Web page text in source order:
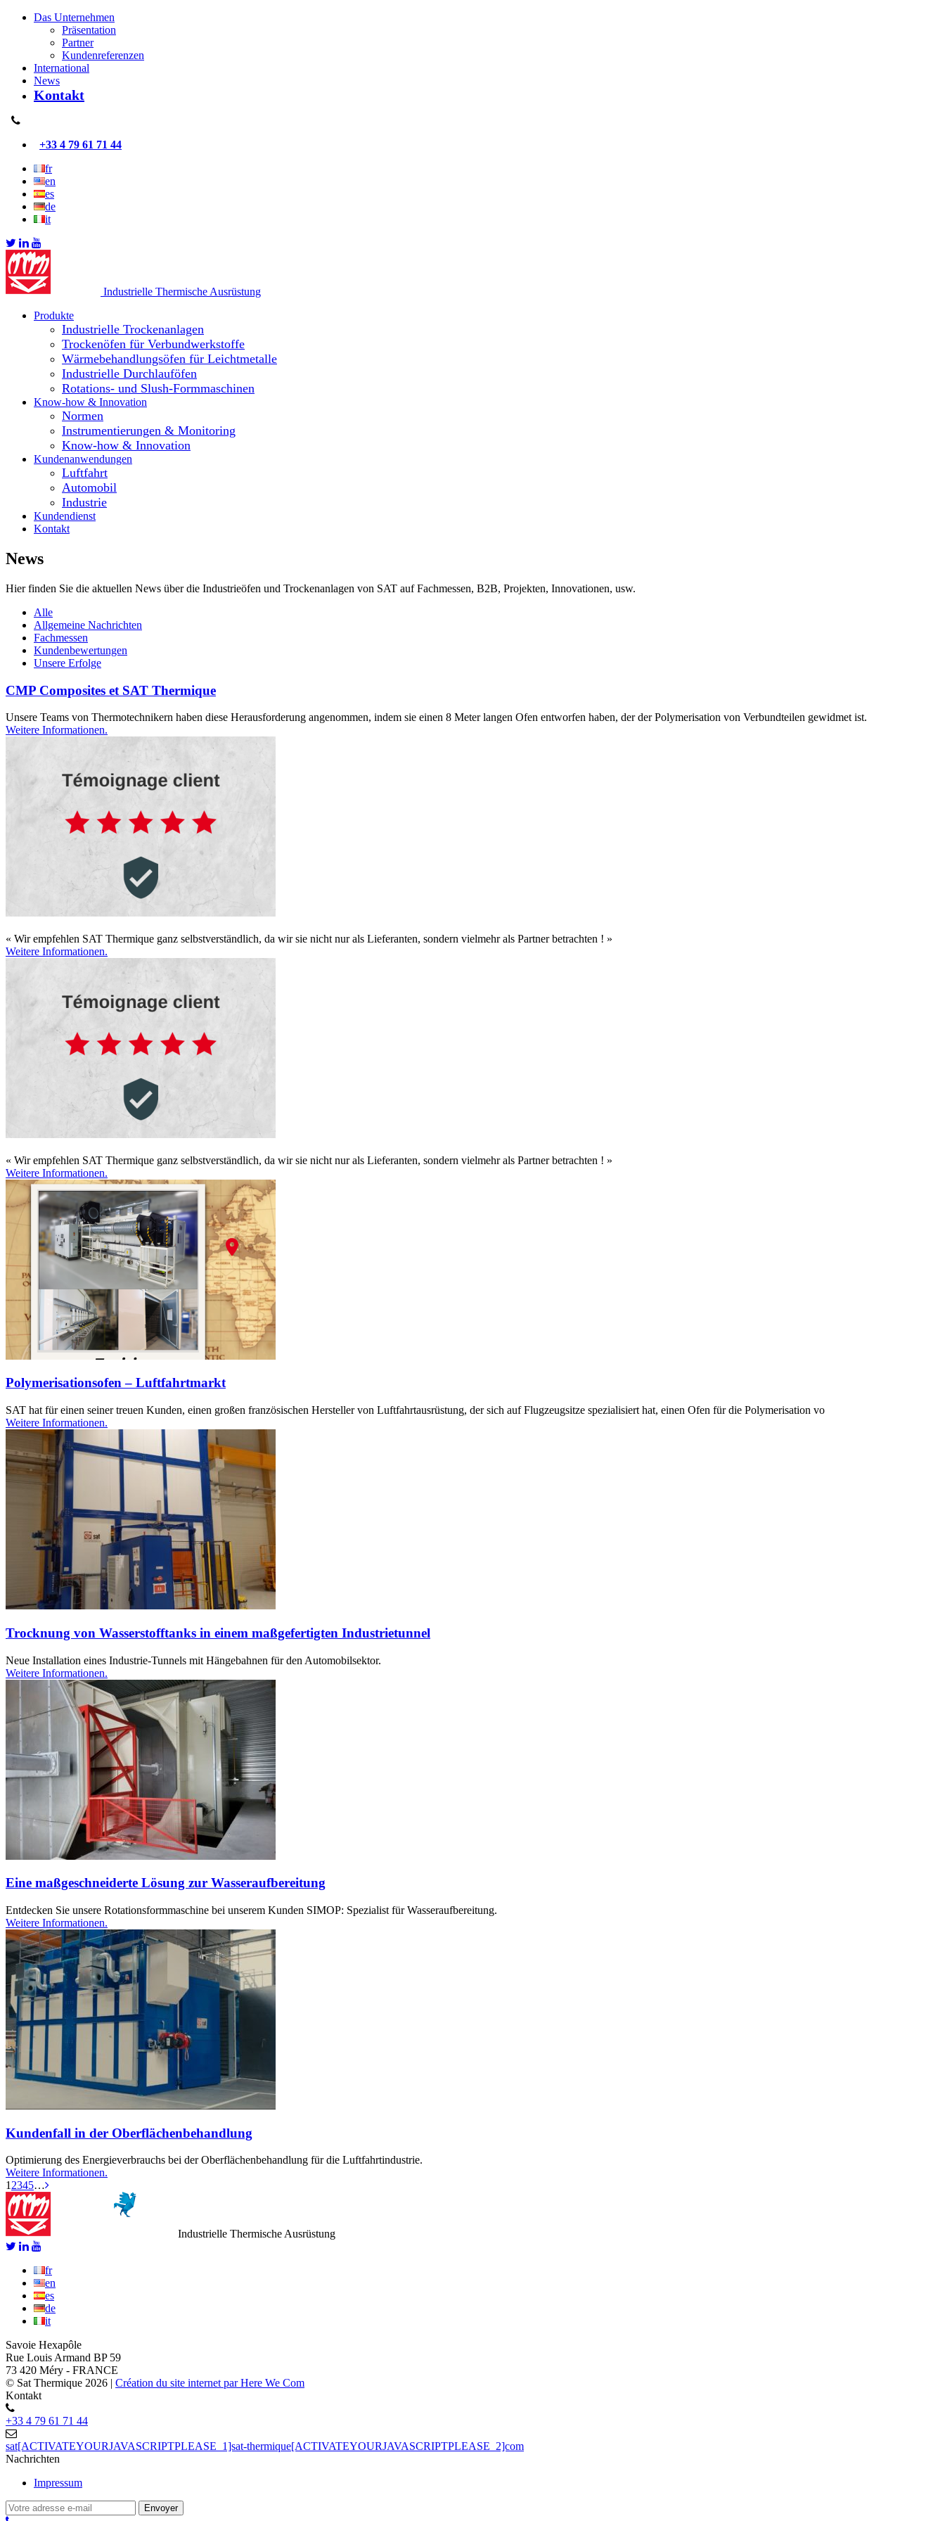
Das Unternehmen
Präsentation
Partner
Kundenreferenzen
International
News
Kontakt
+33 4 79 61 71 44
fr
en
es
de
it
Industrielle Thermische Ausrüstung
Produkte
Industrielle Trockenanlagen
Trockenöfen für Verbundwerkstoffe
Wärmebehandlungsöfen für Leichtmetalle
Industrielle Durchlauföfen
Rotations- und Slush-Formmaschinen
Know-how & Innovation
Normen
Instrumentierungen & Monitoring
Know-how & Innovation
Kundenanwendungen
Luftfahrt
Automobil
Industrie
Kundendienst
Kontakt
News
Hier finden Sie die aktuellen News über die Industrieöfen und Trockenanlagen von SAT auf Fachmessen, B2B, Projekten, Innovationen, usw.
Alle
Allgemeine Nachrichten
Fachmessen
Kundenbewertungen
Unsere Erfolge
CMP Composites et SAT Thermique
Unsere Teams von Thermotechnikern haben diese Herausforderung angenommen, indem sie einen 8 Meter langen Ofen entworfen haben, der der Polymerisation von Verbundteilen gewidmet ist.
Weitere Informationen.
« Wir empfehlen SAT Thermique ganz selbstverständlich, da wir sie nicht nur als Lieferanten, sondern vielmehr als Partner betrachten ! »
Weitere Informationen.
« Wir empfehlen SAT Thermique ganz selbstverständlich, da wir sie nicht nur als Lieferanten, sondern vielmehr als Partner betrachten ! »
Weitere Informationen.
Polymerisationsofen – Luftfahrtmarkt
SAT hat für einen seiner treuen Kunden, einen großen französischen Hersteller von Luftfahrtausrüstung, der sich auf Flugzeugsitze spezialisiert hat, einen Ofen für die Polymerisation vo
Weitere Informationen.
Trocknung von Wasserstofftanks in einem maßgefertigten Industrietunnel
Neue Installation eines Industrie-Tunnels mit Hängebahnen für den Automobilsektor.
Weitere Informationen.
Eine maßgeschneiderte Lösung zur Wasseraufbereitung
Entdecken Sie unsere Rotationsformmaschine bei unserem Kunden SIMOP: Spezialist für Wasseraufbereitung.
Weitere Informationen.
Kundenfall in der Oberflächenbehandlung
Optimierung des Energieverbrauchs bei der Oberflächenbehandlung für die Luftfahrtindustrie.
Weitere Informationen.
12345…
Industrielle Thermische Ausrüstung
fr
en
es
de
it
Savoie Hexapôle
Rue Louis Armand BP 59
73 420 Méry - FRANCE
© Sat Thermique 2026 | Création du site internet par Here We Com
Kontakt
+33 4 79 61 71 44
sat[ACTIVATEYOURJAVASCRIPTPLEASE_1]sat-thermique[ACTIVATEYOURJAVASCRIPTPLEASE_2]com
Nachrichten
Impressum